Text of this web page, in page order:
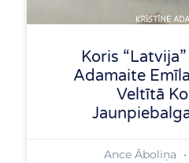
Koris
Adamaite
Veltītā
Ance Āboliņa